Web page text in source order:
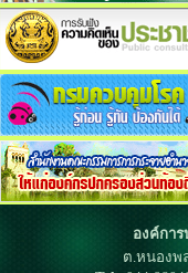
องค์กา
ต.หนองพ